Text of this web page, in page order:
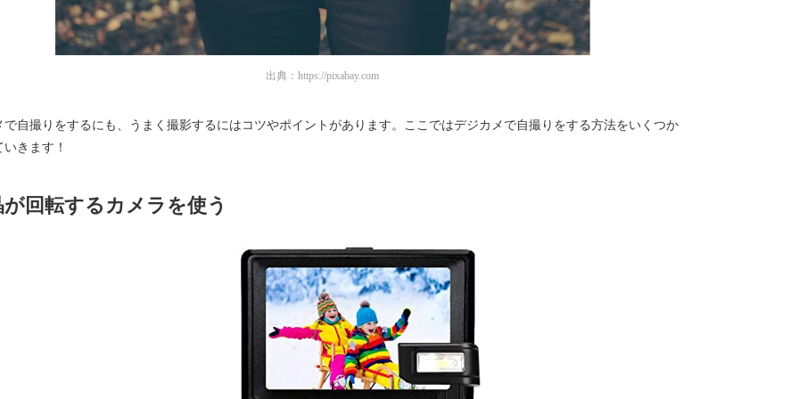
出典： https://pixabay.com
で自撮りをするにも、うまく撮影するにはコツやポイントがあります。ここではデジカメで自撮りをする方法をいくつか
きます！
が回転するカメラを使う